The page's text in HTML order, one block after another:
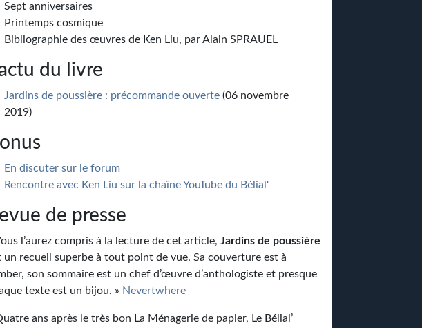
Sept anniversaires
Printemps cosmique
Bibliographie des œuvres de Ken Liu, par Alain SPRAUEL
du livre
Jardins de poussière : précommande ouverte (06 novembre
2019)
En discuter sur le forum
Rencontre avec Ken Liu sur la chaîne YouTube du Bélial'
de presse
l’aurez compris à la lecture de cet article,Jardins de poussière
un recueil superbe à tout point de vue. Sa couverture est à
son sommaire est un chef d’œuvre d’anthologiste et presque
texte est un bijou. » Nevertwhere
ans après le très bon La Ménagerie de papier, Le Bélial’